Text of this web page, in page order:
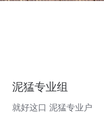
泥猛专业组
就好这口 泥猛专业户